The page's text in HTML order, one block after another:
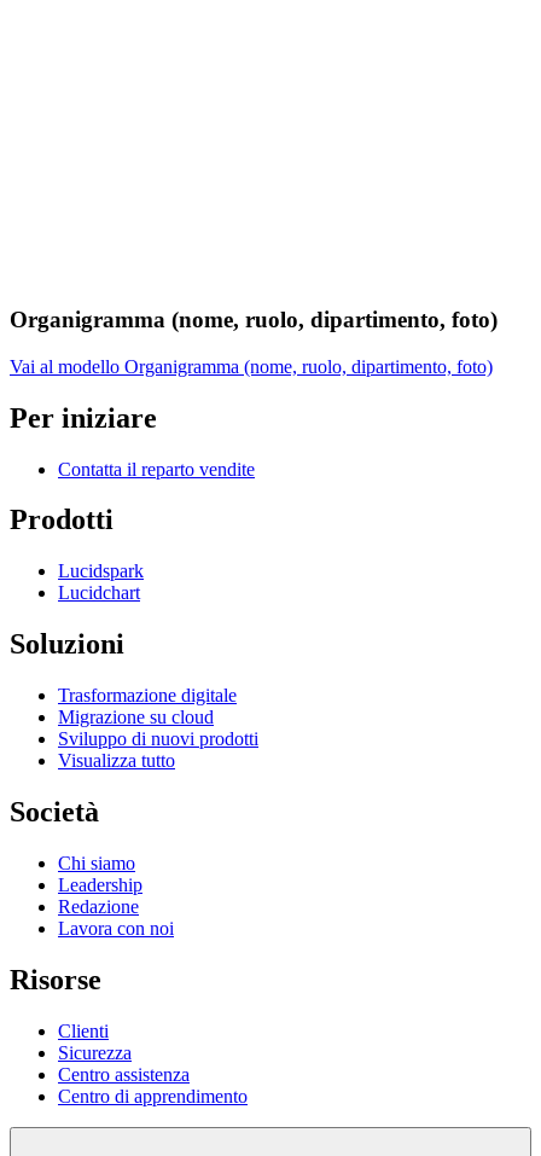
Organigramma (nome, ruolo, dipartimento, foto)
Vai al modello Organigramma (nome, ruolo, dipartimento, foto)
Per iniziare
Contatta il reparto vendite
Prodotti
Lucidspark
Lucidchart
Soluzioni
Trasformazione digitale
Migrazione su cloud
Sviluppo di nuovi prodotti
Visualizza tutto
Società
Chi siamo
Leadership
Redazione
Lavora con noi
Risorse
Clienti
Sicurezza
Centro assistenza
Centro di apprendimento